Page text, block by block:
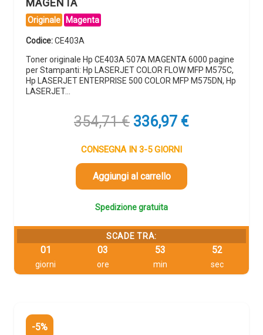
MAGENTA
Originale Magenta
Codice:CE403A
Toner originale Hp CE403A 507A MAGENTA 6000 pagine
per Stampanti: Hp LASERJET COLOR FLOW MFP M575C,
Hp LASERJET ENTERPRISE 500 COLOR MFP M575DN, Hp
LASERJET…
354,71€ Il
originale
era:
354,71 €.
336,97 €Il
CONSEGNA IN 3-5 GIORNI
Aggiungi al carrello
Spedizione gratuita
SCADE TRA:
01
giorni
03
ore
53
min
51
sec
-5%